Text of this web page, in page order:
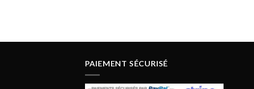
PAIEMENT SÉCURISÉ